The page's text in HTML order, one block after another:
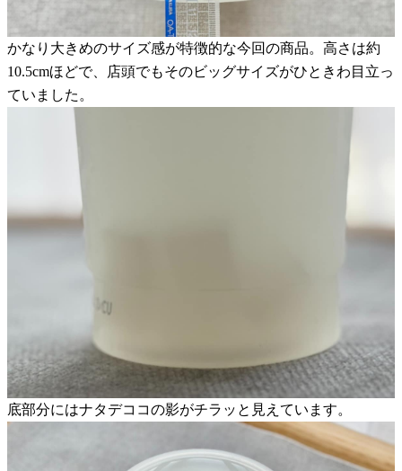
かなり大きめのサイズ感が特徴的な今回の商品。高さは約
10.5cmほどで、店頭でもそのビッグサイズがひときわ目立っ
ていました。
底部分にはナタデココの影がチラッと見えています。